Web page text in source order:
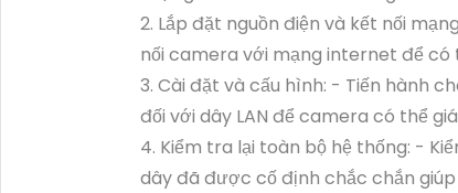
2. Lắp đặt nguồn điện và kết nối
nối camera với mạng internet để có
3. Cài đặt và cấu hình: - Tiến hành
đối với dây LAN để camera có thể
4. Kiểm tra lại toàn bộ hệ thống: -
dây đã được cố định chắc chắn